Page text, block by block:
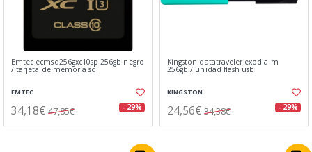
Emtec ecmsd256gxc10sp 256gb negro
/ tarjeta de memoria sd
EMTEC
34,18€ 47,85€ - 29%
Kingston datatraveler exodia m
256gb / unidad flash usb
KINGSTON
24,56€ 34,38€ - 29%